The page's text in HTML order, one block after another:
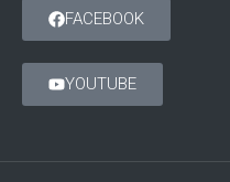
FACEBOOK
YOUTUBE